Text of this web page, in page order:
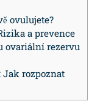
ovulujete?
a prevence
ovariální rezervu
rozpoznat